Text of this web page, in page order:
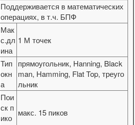
Поддерживается в математических
операциях, в т.ч. БПФ
Мак
с.дл
ина
1 М точек
Тип
окн
а
прямоугольник, Hanning, Black
man, Hamming, Flat Top, треуго
льник
Пои
ск п
ико
макс. 15 пиков